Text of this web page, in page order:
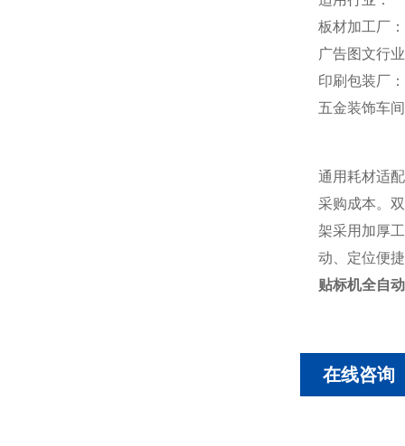
板材加工厂
广告图文行
印刷包装厂
五金装饰车
通用耗材适
采购成本。
架采用加厚
动、定位便
贴标机全自
在线咨询